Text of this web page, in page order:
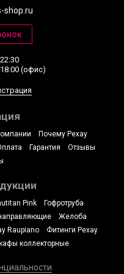
shop.ru
(офис)
Почему Рехау
Гарантия
Отзывы
Pink
Гофротруба
Желоба
Raupiano
Фитинги Рехау
коллекторные